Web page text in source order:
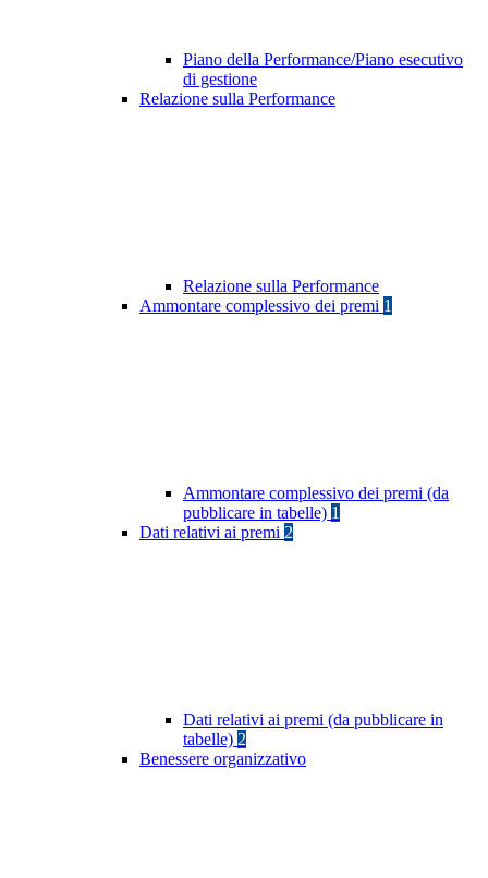
Piano della Performance/Piano esecutivo
di gestione
Relazione sulla Performance
Relazione sulla Performance
Ammontare complessivo dei premi 1
Ammontare complessivo dei premi (da
pubblicare in tabelle) 1
Dati relativi ai premi 2
Dati relativi ai premi (da pubblicare in
tabelle) 2
Benessere organizzativo